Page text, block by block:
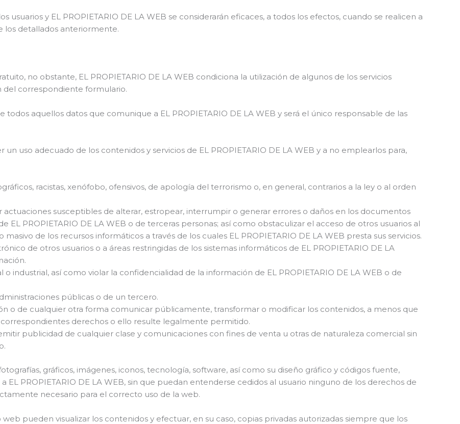
usuarios y EL PROPIETARIO DE LA WEB se considerarán eficaces, a todos los efectos, cuando se realicen a
los detallados anteriormente.
no obstante, EL PROPIETARIO DE LA WEB condiciona la utilización de algunos de los servicios
del correspondiente formulario.
todos aquellos datos que comunique a EL PROPIETARIO DE LA WEB y será el único responsable de las
uso adecuado de los contenidos y servicios de EL PROPIETARIO DE LA WEB y a no emplearlos para,
racistas, xenófobo, ofensivos, de apología del terrorismo o, en general, contrarios a la ley o al orden
susceptibles de alterar, estropear, interrumpir o generar errores o daños en los documentos
EL PROPIETARIO DE LA WEB o de terceras personas; así como obstaculizar el acceso de otros usuarios al
de los recursos informáticos a través de los cuales EL PROPIETARIO DE LA WEB presta sus servicios.
de otros usuarios o a áreas restringidas de los sistemas informáticos de EL PROPIETARIO DE LA
industrial, así como violar la confidencialidad de la información de EL PROPIETARIO DE LA WEB o de
públicas o de un tercero.
o de cualquier otra forma comunicar públicamente, transformar o modificar los contenidos, a menos que
derechos o ello resulte legalmente permitido.
publicidad de cualquier clase y comunicaciones con fines de venta u otras de naturaleza comercial sin
gráficos, imágenes, iconos, tecnología, software, así como su diseño gráfico y códigos fuente,
PROPIETARIO DE LA WEB, sin que puedan entenderse cedidos al usuario ninguno de los derechos de
necesario para el correcto uso de la web.
pueden visualizar los contenidos y efectuar, en su caso, copias privadas autorizadas siempre que los